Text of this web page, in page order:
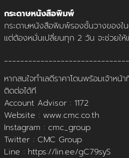
กระดาษหนังสือพิมพ์
กระดาษหนังสือพิมพ์รองชั้นวางของใ
แต่ต้องหมั่นเปลี่ยนทุก 2 วัน จะช่วยให้
หากสนใจทำเลดีราคาโดนพร้อมเจ้าหน้
ติดต่อได้ที
Account Advisor : 1172
Website : www.cmc.co.th
Instagram : cmc_group
Twitter : CMC Group
Line : https://lin.ee/gC79syS